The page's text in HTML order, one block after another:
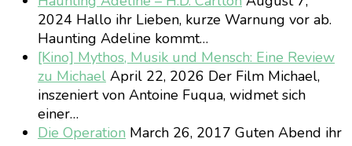
2024 Hallo ihr Lieben, kurze Warnung vor ab.
Haunting Adeline kommt…
[Kino] Mythos, Musik und Mensch: Eine Review
zu Michael April 22, 2026 Der Film Michael,
inszeniert von Antoine Fuqua, widmet sich
einer…
Die Operation March 26, 2017 Guten Abend ihr